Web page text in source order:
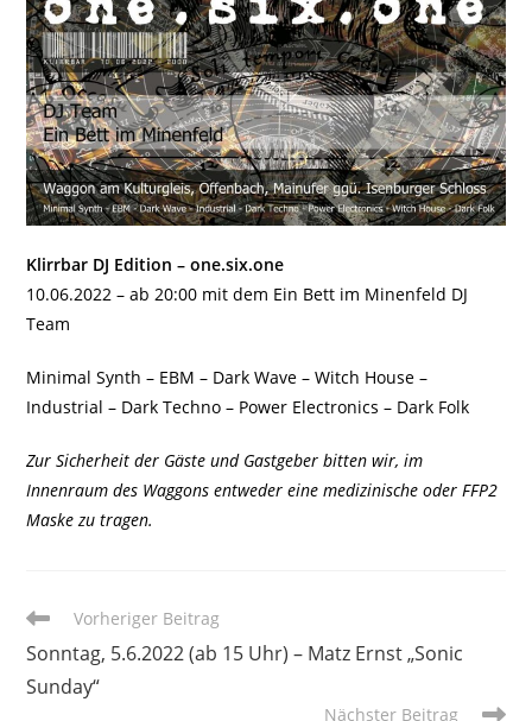
Klirrbar DJ Edition – one.six.one
10.06.2022 – ab 20:00 mit dem Ein Bett im Minenfeld DJ
Team
Minimal Synth – EBM – Dark Wave – Witch House –
Industrial – Dark Techno – Power Electronics – Dark Folk
Zur Sicherheit der Gäste und Gastgeber bitten wir, im
Innenraum des Waggons entweder eine medizinische oder FFP2
Maske zu tragen.
Weitere
ansehen
Vorheriger Beitrag
Sonntag, 5.6.2022 (ab 15 Uhr) – Matz Ernst „Sonic
Sunday“
Nächster Beitrag